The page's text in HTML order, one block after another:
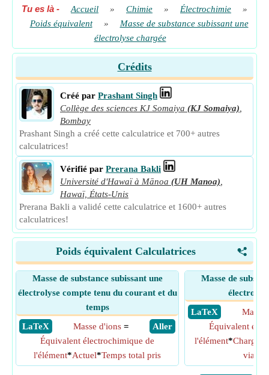
Tu es là - Accueil » Chimie » Électrochimie
»
Poids équivalent
»
Masse de substance subissant une
électrolyse chargée
Crédits
Créé par Prashant Singh
Collège des sciences KJ Somaiya (KJ Somaiya)
Bombay
Prashant Singh a créé cette calculatrice et 700+ autres
calculatrices!
Vérifié par Prerana Bakli
Université d'Hawaï à Mānoa (UH Manoa)
Hawaï, États-Unis
Prerana Bakli a validé cette calculatrice et 1600+ autres
calculatrices!
<
Poids équivalent Calculatrices
Masse de substance subissant une
électrolyse compte tenu du courant et du
temps
​ LaTeX
​ Aller
Masse d'ions=
Équivalent électrochimique de
l'élément*Actuel*Temps total pris
Masse de
​ LaTeX
Masse
Équivalent
l'élément*Charge
via le